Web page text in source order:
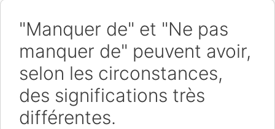
"Manquer de" et "Ne pas
manquer de" peuvent avoir,
selon les circonstances,
des significations très
différentes.